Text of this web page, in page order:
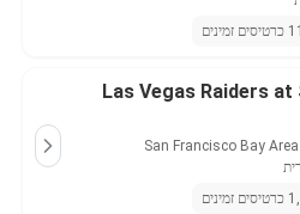
Las Vegas Raiders
San Francisco Bay